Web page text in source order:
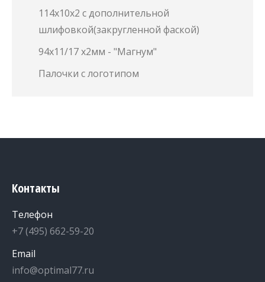
114х10х2 с дополнительной
шлифовкой(закругленной фаской)
94х11/17 х2мм - "Магнум"
Палочки с логотипом
Контакты
Телефон
+7 (495) 662-59-20
Email
info@optimal77.ru